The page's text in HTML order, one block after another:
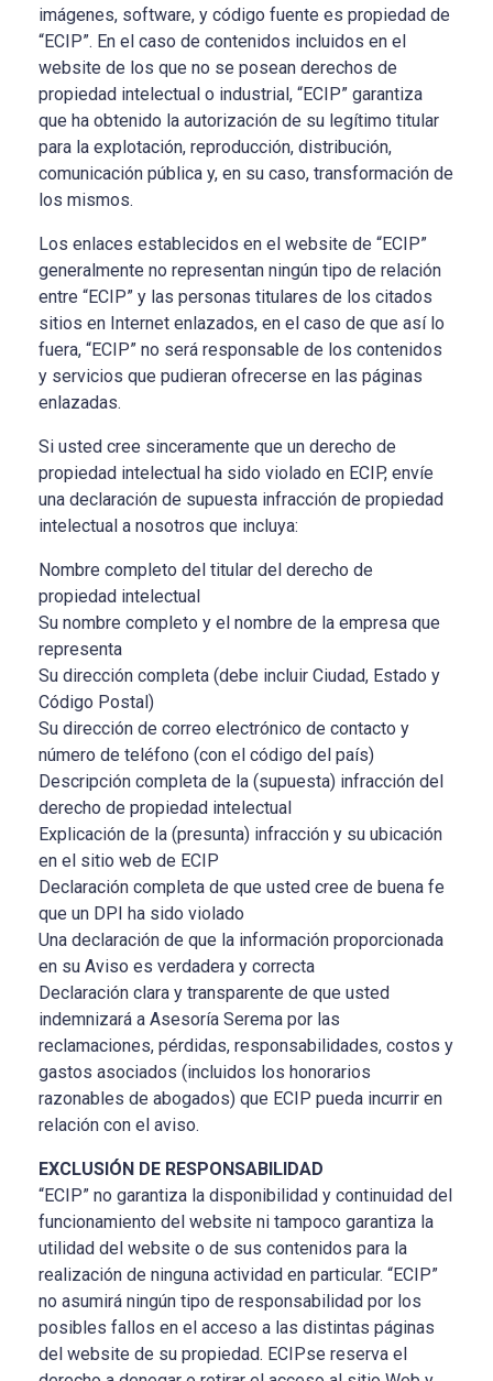
imágenes, software, y código fuente es propiedad de
“ECIP”. En el caso de contenidos incluidos en el
website de los que no se posean derechos de
propiedad intelectual o industrial, “ECIP” garantiza
que ha obtenido la autorización de su legítimo titular
para la explotación, reproducción, distribución,
comunicación pública y, en su caso, transformación de
los mismos.
Los enlaces establecidos en el website de “ECIP”
generalmente no representan ningún tipo de relación
entre “ECIP” y las personas titulares de los citados
sitios en Internet enlazados, en el caso de que así lo
fuera, “ECIP” no será responsable de los contenidos
y servicios que pudieran ofrecerse en las páginas
enlazadas.
Si usted cree sinceramente que un derecho de
propiedad intelectual ha sido violado en ECIP, envíe
una declaración de supuesta infracción de propiedad
intelectual a nosotros que incluya:
Nombre completo del titular del derecho de
propiedad intelectual
Su nombre completo y el nombre de la empresa que
representa
Su dirección completa (debe incluir Ciudad, Estado y
Código Postal)
Su dirección de correo electrónico de contacto y
número de teléfono (con el código del país)
Descripción completa de la (supuesta) infracción del
derecho de propiedad intelectual
Explicación de la (presunta) infracción y su ubicación
en el sitio web de ECIP
Declaración completa de que usted cree de buena fe
que un DPI ha sido violado
Una declaración de que la información proporcionada
en su Aviso es verdadera y correcta
Declaración clara y transparente de que usted
indemnizará a Asesoría Serema por las
reclamaciones, pérdidas, responsabilidades, costos y
gastos asociados (incluidos los honorarios
razonables de abogados) que ECIP pueda incurrir en
relación con el aviso.
EXCLUSIÓN DE RESPONSABILIDAD
“ECIP” no garantiza la disponibilidad y continuidad del
funcionamiento del website ni tampoco garantiza la
utilidad del website o de sus contenidos para la
realización de ninguna actividad en particular. “ECIP”
no asumirá ningún tipo de responsabilidad por los
posibles fallos en el acceso a las distintas páginas
del website de su propiedad. ECIPse reserva el